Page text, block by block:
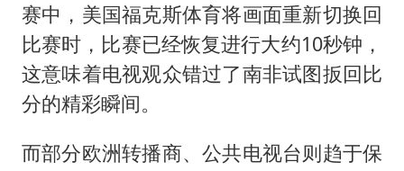
赛中，美国福克斯体育将画面重新切换回
比赛时，比赛已经恢复进行大约10秒钟，
这意味着电视观众错过了南非试图扳回比
分的精彩瞬间。
而部分欧洲转播商、公共电视台则趋于保